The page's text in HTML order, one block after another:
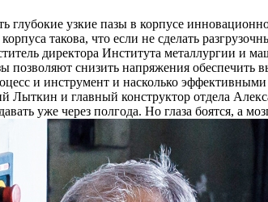
узкие пазы в корпусе
такова, что если не сделать
директора Института металлургии
снизить напряжения обеспечить
и инструмент и насколько
и главный конструктор отдела
уже через полгода. Но глаза боятся, а